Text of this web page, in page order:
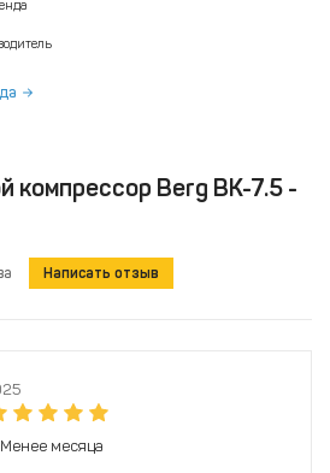
компрессор Berg ВК-7.5 -
Написать отзыв
Менее месяца